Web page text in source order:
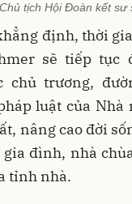
tịch Hội Đoàn kết sư
định, thời
sẽ tiếp tục
chủ trương,
luật của Nhà
nâng cao đời
đình, nhà
tỉnh nhà.